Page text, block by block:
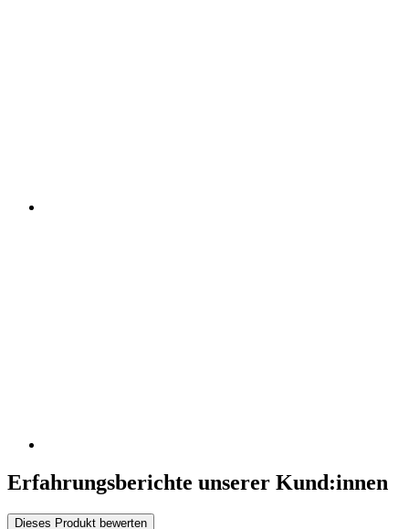
Erfahrungsberichte unserer Kund:innen
Dieses Produkt bewerten